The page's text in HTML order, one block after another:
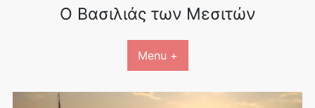
Ο Βασιλιάς των Μεσιτών
Menu +